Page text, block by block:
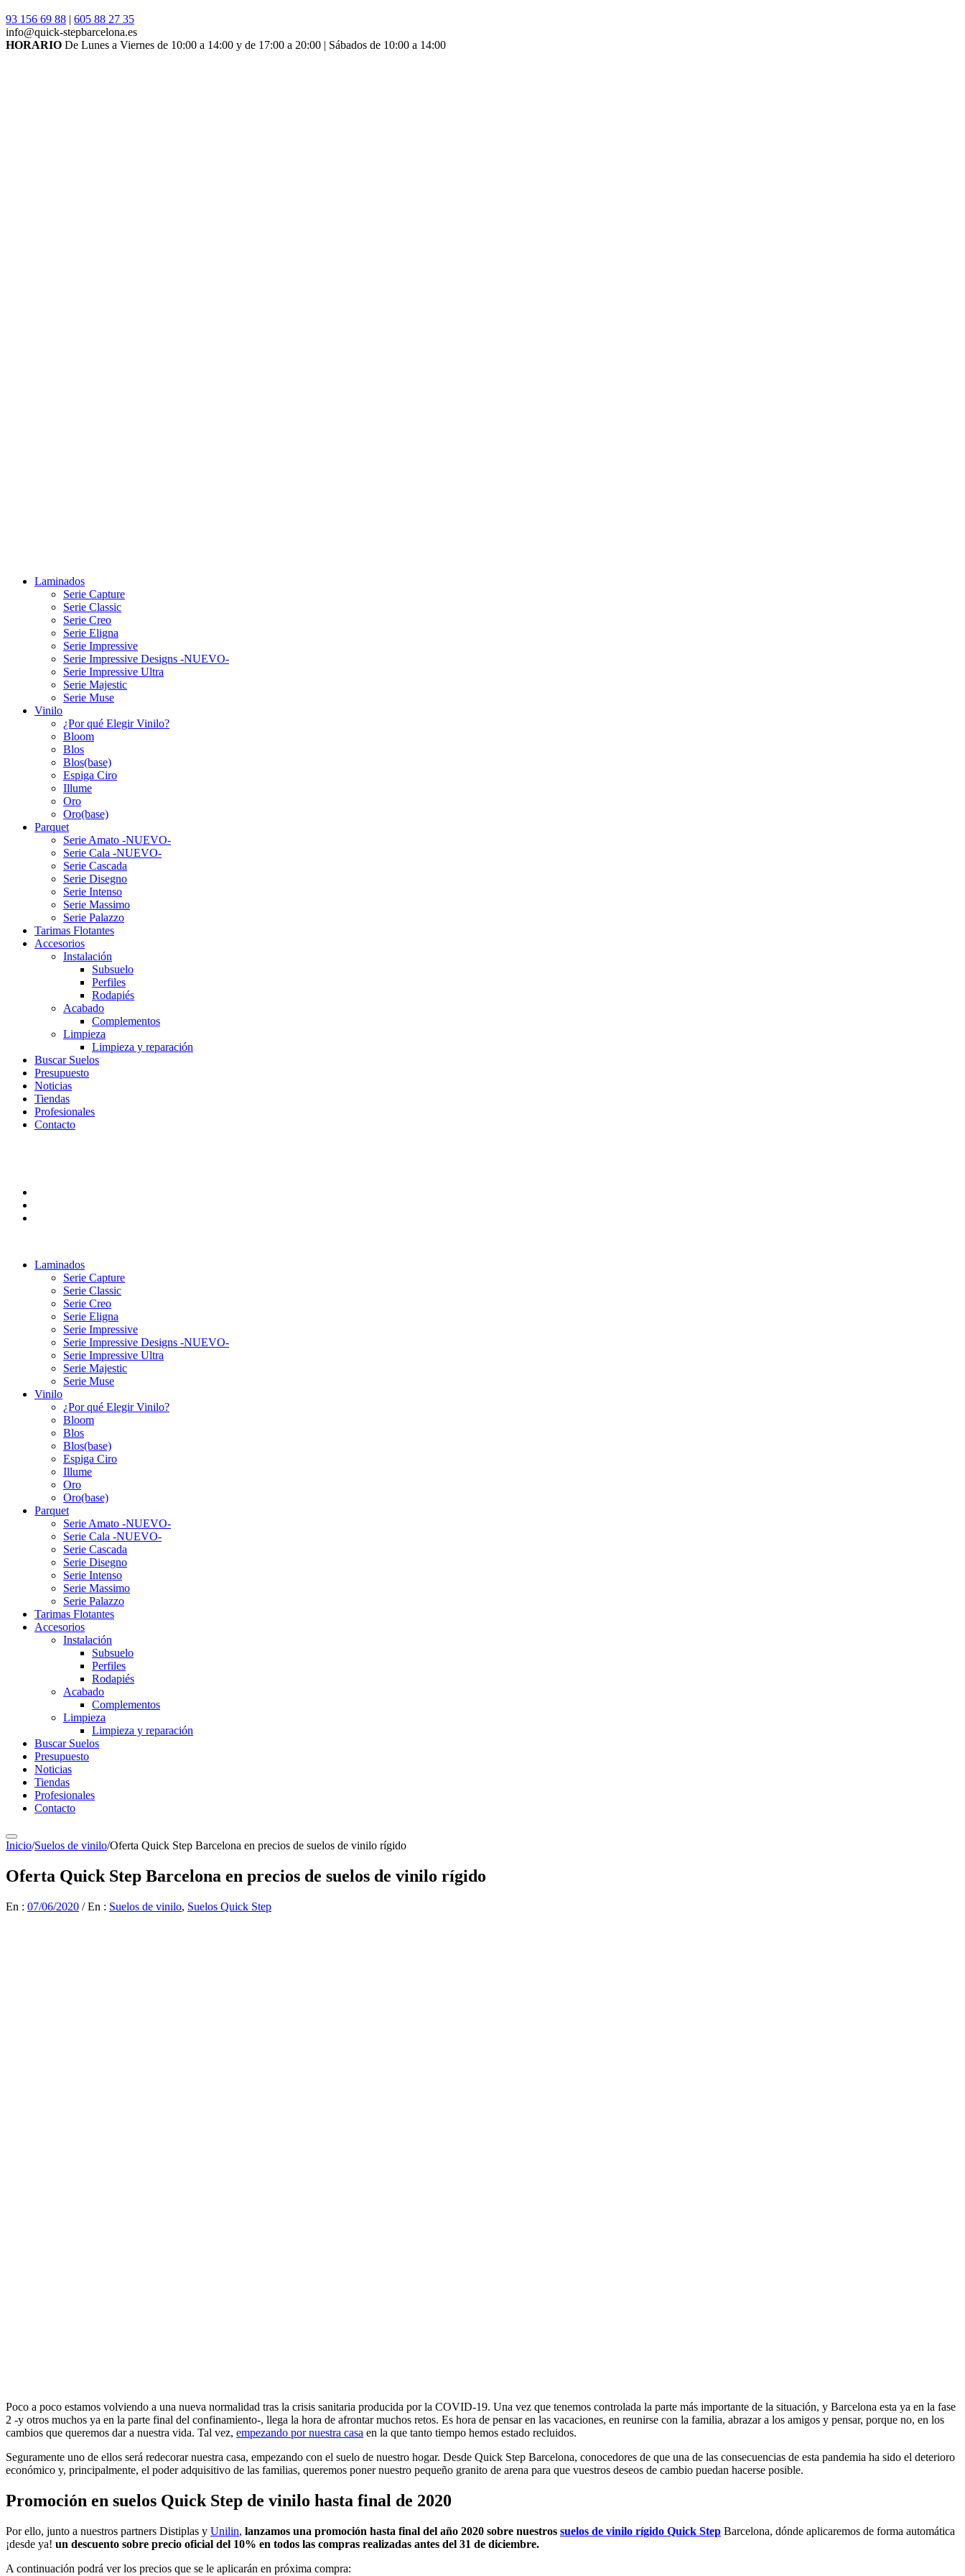
93 156 69 88 | 605 88 27 35
info@quick-stepbarcelona.es
HORARIO De Lunes a Viernes de 10:00 a 14:00 y de 17:00 a 20:00 | Sábados de 10:00 a 14:00
Laminados
Serie Capture
Serie Classic
Serie Creo
Serie Eligna
Serie Impressive
Serie Impressive Designs -NUEVO-
Serie Impressive Ultra
Serie Majestic
Serie Muse
Vinilo
¿Por qué Elegir Vinilo?
Bloom
Blos
Blos(base)
Espiga Ciro
Illume
Oro
Oro(base)
Parquet
Serie Amato -NUEVO-
Serie Cala -NUEVO-
Serie Cascada
Serie Disegno
Serie Intenso
Serie Massimo
Serie Palazzo
Tarimas Flotantes
Accesorios
Instalación
Subsuelo
Perfiles
Rodapiés
Acabado
Complementos
Limpieza
Limpieza y reparación
Buscar Suelos
Presupuesto
Noticias
Tiendas
Profesionales
Contacto
Laminados
Serie Capture
Serie Classic
Serie Creo
Serie Eligna
Serie Impressive
Serie Impressive Designs -NUEVO-
Serie Impressive Ultra
Serie Majestic
Serie Muse
Vinilo
¿Por qué Elegir Vinilo?
Bloom
Blos
Blos(base)
Espiga Ciro
Illume
Oro
Oro(base)
Parquet
Serie Amato -NUEVO-
Serie Cala -NUEVO-
Serie Cascada
Serie Disegno
Serie Intenso
Serie Massimo
Serie Palazzo
Tarimas Flotantes
Accesorios
Instalación
Subsuelo
Perfiles
Rodapiés
Acabado
Complementos
Limpieza
Limpieza y reparación
Buscar Suelos
Presupuesto
Noticias
Tiendas
Profesionales
Contacto
Inicio/Suelos de vinilo/Oferta Quick Step Barcelona en precios de suelos de vinilo rígido
Oferta Quick Step Barcelona en precios de suelos de vinilo rígido
En : 07/06/2020 /En : Suelos de vinilo, Suelos Quick Step
Poco a poco estamos volviendo a una nueva normalidad tras la crisis sanitaria producida por la COVID-19. Una vez que tenemos controlada la parte más importante de la situación, y Barcelona esta ya en la fase
2 -y otros muchos ya en la parte final del confinamiento-, llega la hora de afrontar muchos retos. Es hora de pensar en las vacaciones, en reunirse con la familia, abrazar a los amigos y pensar, porque no, en los
cambios que queremos dar a nuestra vida. Tal vez, empezando por nuestra casa en la que tanto tiempo hemos estado recluidos.
Seguramente uno de ellos será redecorar nuestra casa, empezando con el suelo de nuestro hogar. Desde Quick Step Barcelona, conocedores de que una de las consecuencias de esta pandemia ha sido el deterioro
económico y, principalmente, el poder adquisitivo de las familias, queremos poner nuestro pequeño granito de arena para que vuestros deseos de cambio puedan hacerse posible.
Promoción en suelos Quick Step de vinilo hasta final de 2020
Por ello, junto a nuestros partners Distiplas y Unilin, lanzamos una promoción hasta final del año 2020 sobre nuestros suelos de vinilo rígido Quick Step Barcelona, dónde aplicaremos de forma automática
¡desde ya! un descuento sobre precio oficial del 10% en todos las compras realizadas antes del 31 de diciembre.
A continuación podrá ver los precios que se le aplicarán en próxima compra: